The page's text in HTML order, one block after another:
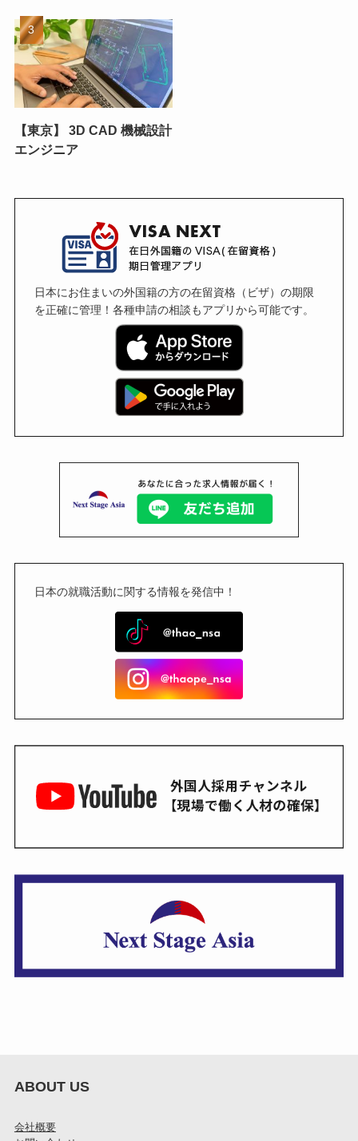
【東京】 3D CAD 機械設計
エンジニア
日本にお住まいの外国籍の方の在留資格（ビザ）の期限
を正確に管理！各種申請の相談もアプリから可能です。
日本の就職活動に関する情報を発信中！
ABOUT US
会社概要